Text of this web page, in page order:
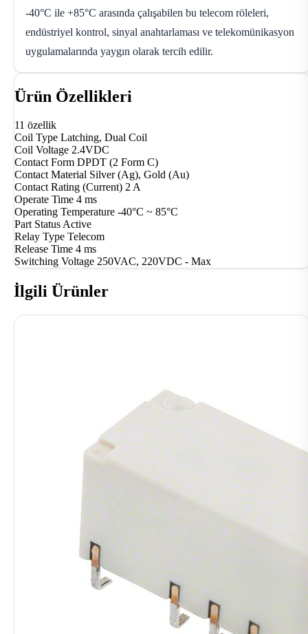
-40°C ile +85°C arasında çalışabilen bu telecom röleleri,
endüstriyel kontrol, sinyal anahtarlaması ve telekomünikasyon
uygulamalarında yaygın olarak tercih edilir.
Ürün Özellikleri
11 özellik
Coil Type Latching, Dual Coil
Coil Voltage 2.4VDC
Contact Form DPDT (2 Form C)
Contact Material Silver (Ag), Gold (Au)
Contact Rating (Current) 2 A
Operate Time 4 ms
Operating Temperature -40°C ~ 85°C
Part StatusActive
Relay Type Telecom
Release Time 4 ms
Switching Voltage 250VAC, 220VDC - Max
İlgili Ürünler